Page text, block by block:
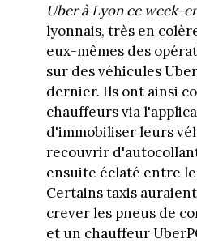
Uber à Lyon ce week-
lyonnais, très en
eux-mêmes des
sur des véhicules
dernier. Ils ont ainsi
chauffeurs via
d'immobiliser leurs
recouvrir
ensuite éclaté entre
Certains taxis
crever les pneus de
et un chauffeur